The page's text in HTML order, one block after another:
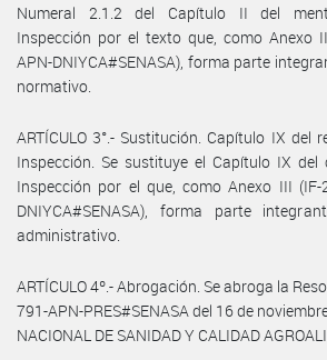
Numeral 2.1.2 del Capítulo II del
Inspección por el texto que, como Anexo
APN-DNIYCA#SENASA), forma parte
normativo.
ARTÍCULO 3°.- Sustitución. Capítulo IX del
Inspección. Se sustituye el Capítulo IX del
Inspección por el que, como Anexo III (IF-
DNIYCA#SENASA), forma parte
administrativo.
ARTÍCULO 4º.- Abrogación. Se abroga la
791-APN-PRES#SENASA del 16 de
NACIONAL DE SANIDAD Y CALIDAD